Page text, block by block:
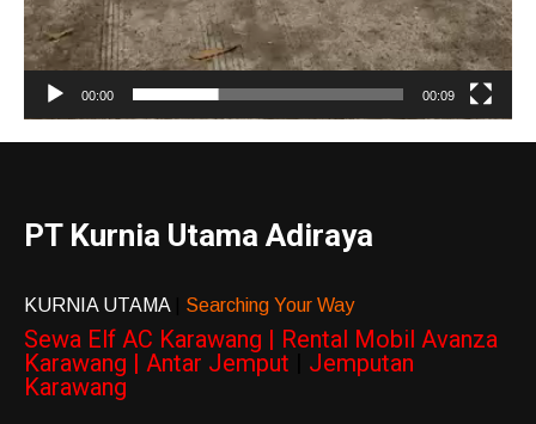
00:00 00:09
PT Kurnia Utama Adiraya
KURNIA UTAMA Searching Your Way
Sewa Elf AC Karawang | Rental Mobil Avanza
Karawang | Antar Jemput
Jemputan
Karawang